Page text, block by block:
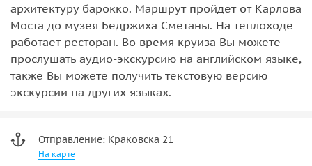
архитектуру барокко. Маршрут пройдет от Карлова
Моста до музея Бедржиха Сметаны. На теплоходе
работает ресторан. Во время круиза Вы можете
прослушать аудио-экскурсию на английском языке,
также Вы можете получить текстовую версию
экскурсии на других языках.
Отправление: Краковска 21
На карте